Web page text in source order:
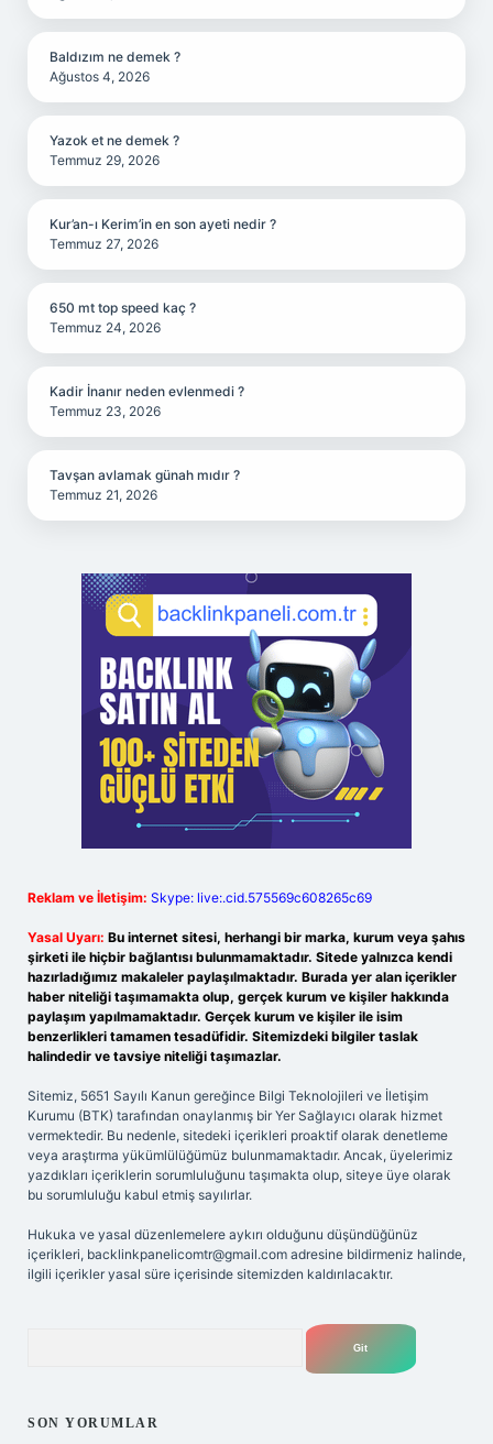
Baldızım ne demek ?
Ağustos 4, 2026
Yazok et ne demek ?
Temmuz 29, 2026
Kur’an-ı Kerim’in en son ayeti nedir ?
Temmuz 27, 2026
650 mt top speed kaç ?
Temmuz 24, 2026
Kadir İnanır neden evlenmedi ?
Temmuz 23, 2026
Tavşan avlamak günah mıdır ?
Temmuz 21, 2026
Reklam ve İletişim: Skype: live:.cid.575569c608265c69
Yasal Uyarı: Bu internet sitesi, herhangi bir marka, kurum veya şahıs
şirketi ile hiçbir bağlantısı bulunmamaktadır. Sitede yalnızca kendi
hazırladığımız makaleler paylaşılmaktadır. Burada yer alan içerikler
haber niteliği taşımamakta olup, gerçek kurum ve kişiler hakkında
paylaşım yapılmamaktadır. Gerçek kurum ve kişiler ile isim
benzerlikleri tamamen tesadüfidir. Sitemizdeki bilgiler taslak
halindedir ve tavsiye niteliği taşımazlar.
Sitemiz, 5651 Sayılı Kanun gereğince Bilgi Teknolojileri ve İletişim
Kurumu (BTK) tarafından onaylanmış bir Yer Sağlayıcı olarak hizmet
vermektedir. Bu nedenle, sitedeki içerikleri proaktif olarak denetleme
veya araştırma yükümlülüğümüz bulunmamaktadır. Ancak, üyelerimiz
yazdıkları içeriklerin sorumluluğunu taşımakta olup, siteye üye olarak
bu sorumluluğu kabul etmiş sayılırlar.
Hukuka ve yasal düzenlemelere aykırı olduğunu düşündüğünüz
içerikleri, backlinkpanelicomtr@gmail.com adresine bildirmeniz halinde,
ilgili içerikler yasal süre içerisinde sitemizden kaldırılacaktır.
SON YORUMLAR